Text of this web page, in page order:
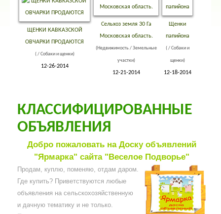
ЩЕНКИ КАВКАЗСКОЙ
ОВЧАРКИ ПРОДАЮТСЯ
( / Собаки и щенки)
12-26-2014
Сельхоз земля 30 Га
Московская область.
(Недвижимость / Земельные
участки)
12-21-2014
Щенки
папийона
( / Собаки и
щенки)
12-18-2014
КЛАССИФИЦИРОВАННЫЕ
ОБЪЯВЛЕНИЯ
Добро пожаловать на Доску объявлений
"Ярмарка" сайта "Веселое Подворье"
Продам, куплю, поменяю, отдам даром.
Где купить? Приветствуются любые
объявления на сельскохозяйственную
и дачную тематику и не только.